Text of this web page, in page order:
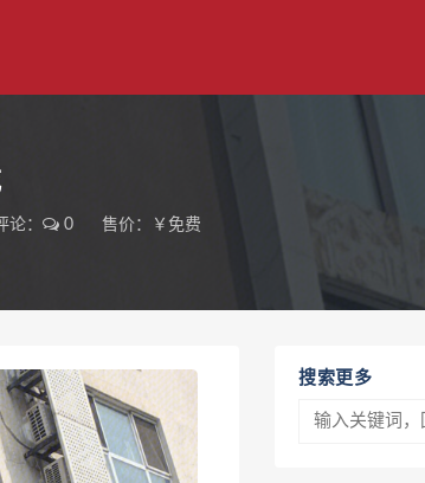
论： 0 售价：￥免费
搜索更多